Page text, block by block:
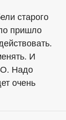
старого
пришло
И
Надо
очень